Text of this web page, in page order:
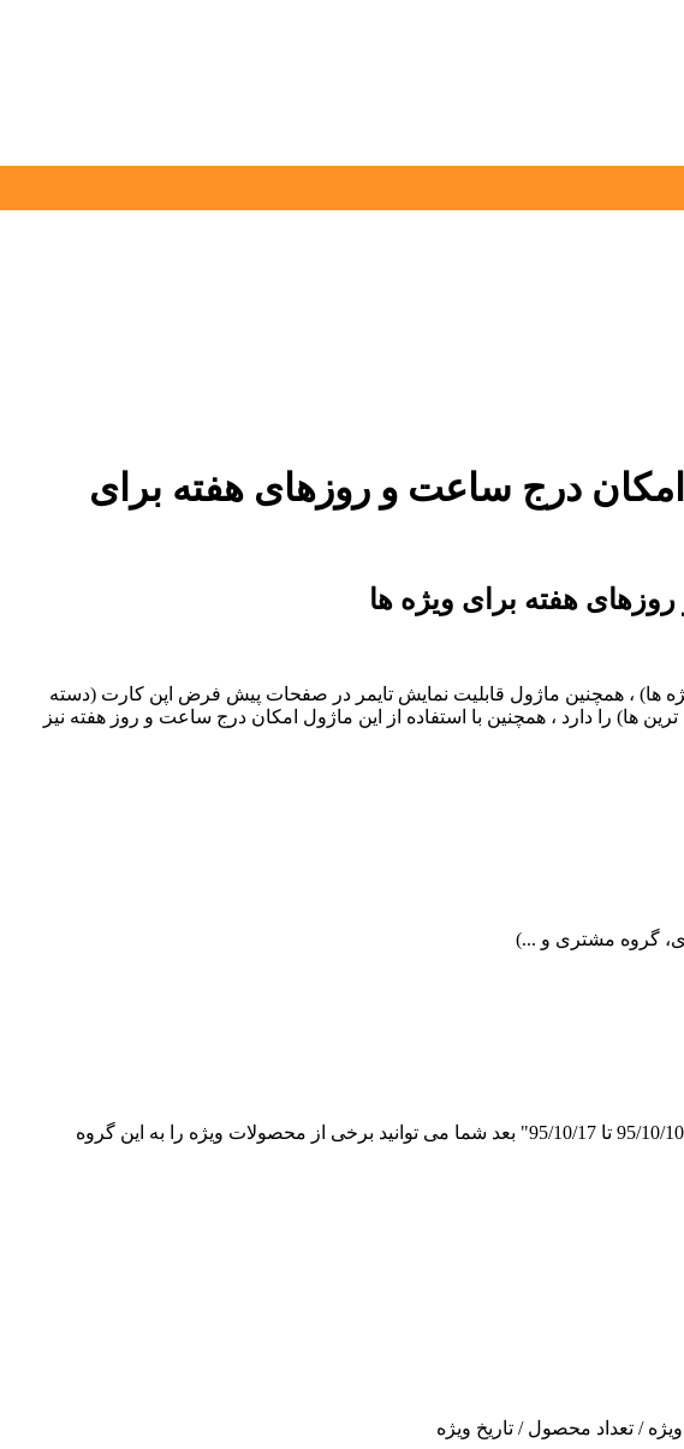
درج ساعت و روزهای هفته برای
هفته برای ویژه ها
ویژه ها) ، همچنین ماژول قابلیت نمایش تایمر در صفحات پیش فرض اپن کارت (دسته
ها) را دارد ، همچنین با استفاده از این ماژول امکان درج ساعت و روز هفته نیز
گروه مشتری و ...)
امکان تخصیص گروه ویژه خاص به ویژه ها (برای مثال: شما می توانید یک گروه ویژه درست کنید با نام "هفته ویژه 95/10/10 تا 95/10/17" بعد شما می توانید برخی از محصولات ویژه را به این گروه
/ تعداد محصول / تاریخ ویژه